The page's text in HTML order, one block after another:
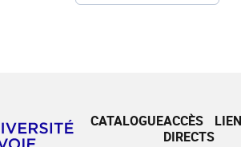
CATALOGUEACCÈS
DIRECTS